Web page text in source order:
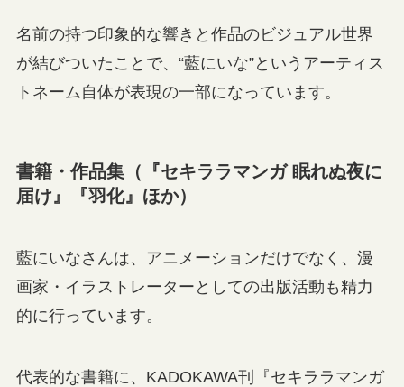
名前の持つ印象的な響きと作品のビジュアル世界
が結びついたことで、“藍にいな”というアーティス
トネーム自体が表現の一部になっています。
書籍・作品集（『セキララマンガ 眠れぬ夜に
届け』『羽化』ほか）
藍にいなさんは、アニメーションだけでなく、漫
画家・イラストレーターとしての出版活動も精力
的に行っています。
代表的な書籍に、KADOKAWA刊『セキララマンガ